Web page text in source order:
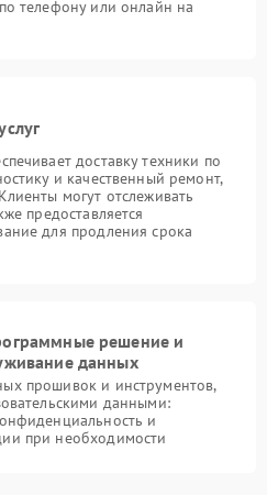
телефону или онлайн на
доставку техники по
и качественный ремонт,
могут отслеживать
предоставляется
для продления срока
решение и
данных
прошивок и инструментов,
данными:
и
при необходимости